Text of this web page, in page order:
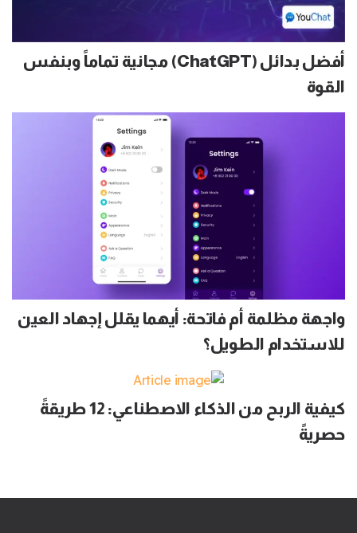
أفضل بدائل (ChatGPT) مجانية تماماً وبنفس
القوة
واجهة مظلمة أم فاتحة: أيهما يقلل إجهاد العين
للاستخدام الطويل؟
كيفية الربح من الذكاء الاصطناعي: 12 طريقةً
حصريةً